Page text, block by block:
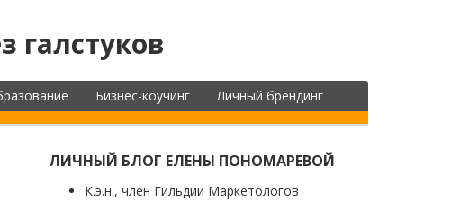
галстуков
Бизнес-коучинг Личный брендинг
ЛИЧНЫЙ БЛОГ ЕЛЕНЫ ПОНОМАРЕВОЙ
К.э.н., член Гильдии Маркетологов